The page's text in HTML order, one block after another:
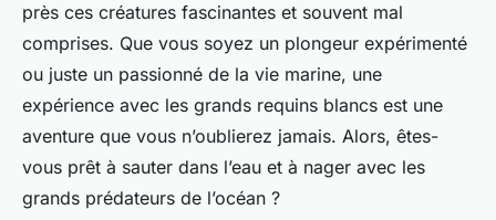
près ces créatures fascinantes et souvent mal
comprises. Que vous soyez un plongeur expérimenté
ou juste un passionné de la vie marine, une
expérience avec les grands requins blancs est une
aventure que vous n’oublierez jamais. Alors, êtes-
vous prêt à sauter dans l’eau et à nager avec les
grands prédateurs de l’océan ?